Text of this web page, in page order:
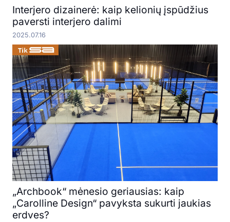
Interjero dizainerė: kaip kelionių įspūdžius
paversti interjero dalimi
2025.07.16
„Archbook“ mėnesio geriausias: kaip
„Carolline Design“ pavyksta sukurti jaukias
erdves?